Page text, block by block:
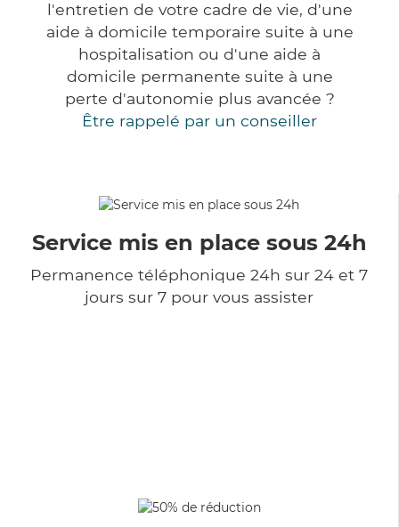
l'entretien de votre cadre de vie, d'une
aide à domicile temporaire suite à une
hospitalisation ou d'une aide à
domicile permanente suite à une
perte d'autonomie plus avancée ?
Être rappelé par un conseiller
Service mis en place sous 24h
Permanence téléphonique 24h sur 24 et 7
jours sur 7 pour vous assister